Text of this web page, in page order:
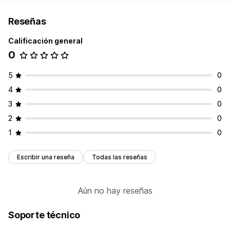
Reseñas
Calificación general
0
5
0
4
0
3
0
2
0
1
0
Escribir una reseña Todas las reseñas
Aún no hay reseñas
Soporte técnico